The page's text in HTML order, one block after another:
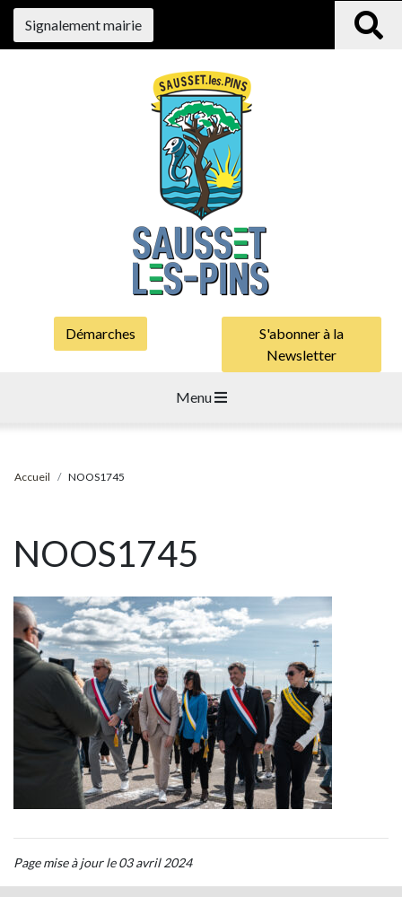
Signalement mairie
Démarches
S'abonner à la
Newsletter
Menu
Accueil NOOS1745
NOOS1745
Page mise à jour le 03 avril 2024